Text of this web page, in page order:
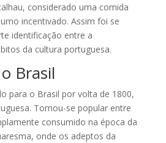
considerado uma comida
incentivado. Assim foi se
identificação entre a
da cultura portuguesa.
Brasil
para o Brasil por volta de 1800,
Tornou-se popular entre
consumido na época da
onde os adeptos da